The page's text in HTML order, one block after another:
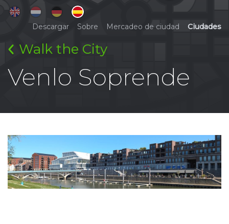
Descargar Sobre Mercadeo de ciudad Ciudades
Walk the City
Venlo Soprende